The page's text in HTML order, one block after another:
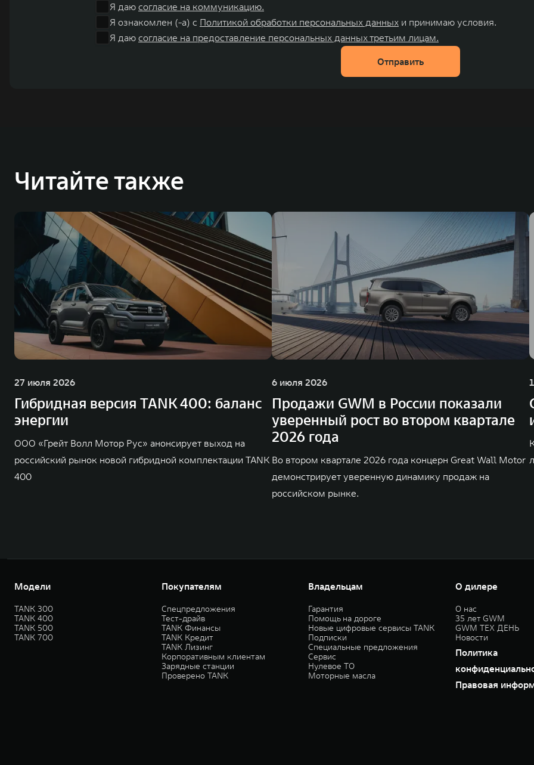
Я даю согласие на коммуникацию.
Я ознакомлен (-а) с Политикой обработки персональных данных и принимаю условия.
Я даю согласие на предоставление персональных данных третьим лицам.
Отправить
Читайте также
27 июля 2026
Гибридная версия TANK 400: баланс
энергии
ООО «Грейт Волл Мотор Рус» анонсирует выход на
российский рынок новой гибридной комплектации TANK
400
6 июля 2026
Продажи GWM в России показали
уверенный рост во втором квартале
2026 года
Во втором квартале 2026 года концерн Great Wall Motor
демонстрирует уверенную динамику продаж на
российском рынке.
Модели
TANK 300
TANK 400
TANK 500
TANK 700
Покупателям
Спецпредложения
Тест-драйв
TANK Финансы
TANK Кредит
TANK Лизинг
Корпоративным клиентам
Зарядные станции
Проверено TANK
Владельцам
Гарантия
Помощь на дороге
Новые цифровые сервисы TANK
Подписки
Специальные предложения
Сервис
Нулевое ТО
Моторные масла
О дилере
О нас
35 лет GWM
GWM ТЕХ ДЕНЬ
Новости
Политика
Правовая